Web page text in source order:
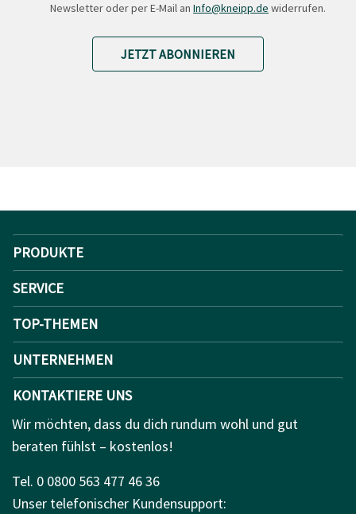
Newsletter oder per E-Mail an Info@kneipp.de widerrufen.
JETZT ABONNIEREN
PRODUKTE
SERVICE
TOP-THEMEN
UNTERNEHMEN
KONTAKTIERE UNS
Wir möchten, dass du dich rundum wohl und gut
beraten fühlst – kostenlos!
Tel. 0 0800 563 477 46 36
Unser telefonischer Kundensupport: